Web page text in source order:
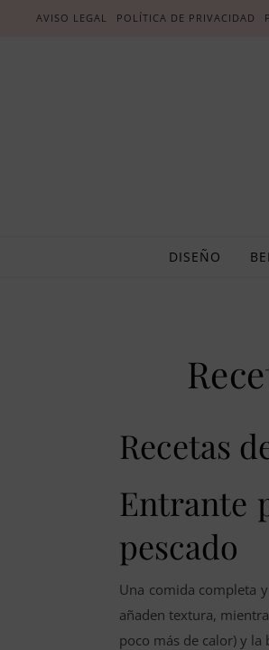
AVISO LEGAL POLÍTICA DE PRIVACIDAD
DISEÑO
Recetas
Entrante
pescado
Una comida completa
añaden textura,
poco más de calor) y